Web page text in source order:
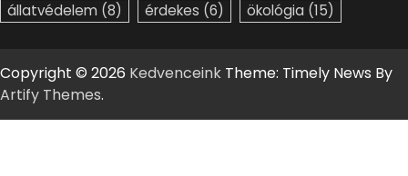
állatvédelem (8) érdekes (6) ökológia (15)
Copyright © 2026 Kedvenceink Theme: Timely News By
Artify Themes.